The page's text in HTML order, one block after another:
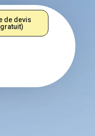
de devis